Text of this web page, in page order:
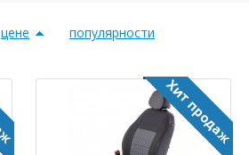
цене популярности